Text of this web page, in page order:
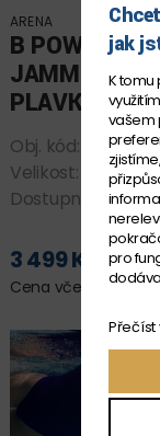
ARENA
B
JAMMER -
PLAVKY
Obj. kód:
Velikost:
Dostupnost:
3 499 Kč
Cena včetně DPH
jak
K tomu
vašem
pro
Přečíst